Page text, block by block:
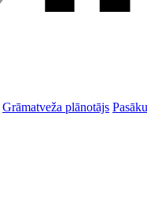
Grāmatveža plānotājs